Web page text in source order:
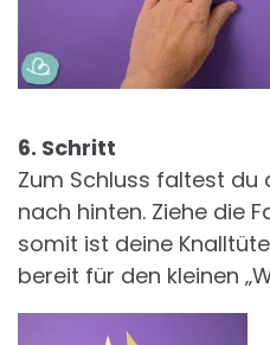
6. Schritt
Zum Schluss faltest du
nach hinten. Ziehe die
somit ist deine
bereit für den kleinen